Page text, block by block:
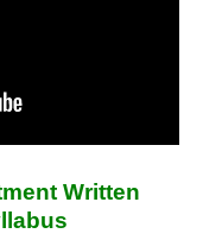
Written